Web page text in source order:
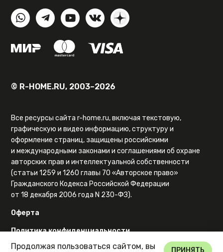
© R-HOME.RU, 2003–2026
Все ресурсы сайта r-home.ru, включая текстовую,
графическую и видео информацию, структуру и
оформление страниц, защищены российскими
и международными законами и соглашениями об охране
авторских прав и интеллектуальной собственности
(статьи 1259 и 1260 главы 70 «Авторское право»
Гражданского Кодекса Российской Федерации
от 18 декабря 2006 года N 230-ФЗ).
Оферта
Политика конфиденциальности
Карта сайта
Продолжая пользоваться сайтом, вы
ПРИНЯТЬ